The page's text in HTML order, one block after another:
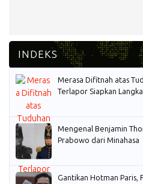
Merasa Difitnah atas
Terlapor Siapkan
Mengenal Benjamin
Prabowo dari Minahasa
Gantikan Hotman Paris,